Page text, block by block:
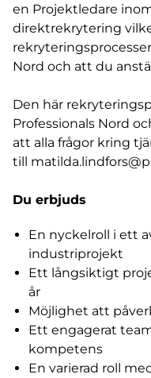
en Projektledare
direktrekrytering
Nord och att du
Den här
Professionals Nord
att alla frågor kring
till
Du erbjuds
En nyckelroll i ett
industriprojekt
Ett långsiktigt
år
Möjlighet att
Ett engagerat
kompetens
En varierad roll